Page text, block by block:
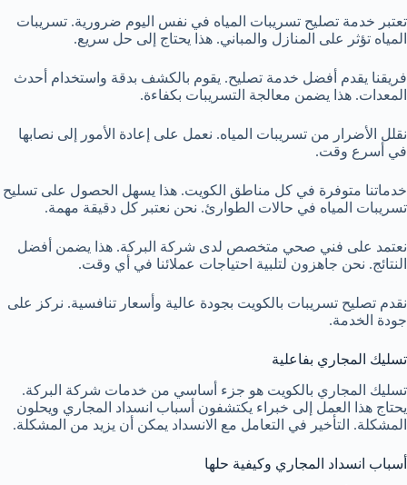
تعتبر خدمة تصليح تسريبات المياه في نفس اليوم ضرورية. تسريبات
المياه تؤثر على المنازل والمباني. هذا يحتاج إلى حل سريع.
فريقنا يقدم أفضل خدمة تصليح. يقوم بالكشف بدقة واستخدام أحدث
المعدات. هذا يضمن معالجة التسريبات بكفاءة.
نقلل الأضرار من تسريبات المياه. نعمل على إعادة الأمور إلى نصابها
في أسرع وقت.
خدماتنا متوفرة في كل مناطق الكويت. هذا يسهل الحصول على تسليح
تسريبات المياه في حالات الطوارئ. نحن نعتبر كل دقيقة مهمة.
نعتمد على فني صحي متخصص لدى شركة البركة. هذا يضمن أفضل
النتائج. نحن جاهزون لتلبية احتياجات عملائنا في أي وقت.
نقدم تصليح تسريبات بالكويت بجودة عالية وأسعار تنافسية. نركز على
جودة الخدمة.
تسليك المجاري بفاعلية
تسليك المجاري بالكويت هو جزء أساسي من خدمات شركة البركة.
يحتاج هذا العمل إلى خبراء يكتشفون أسباب انسداد المجاري ويحلون
المشكلة. التأخير في التعامل مع الانسداد يمكن أن يزيد من المشكلة.
أسباب انسداد المجاري وكيفية حلها